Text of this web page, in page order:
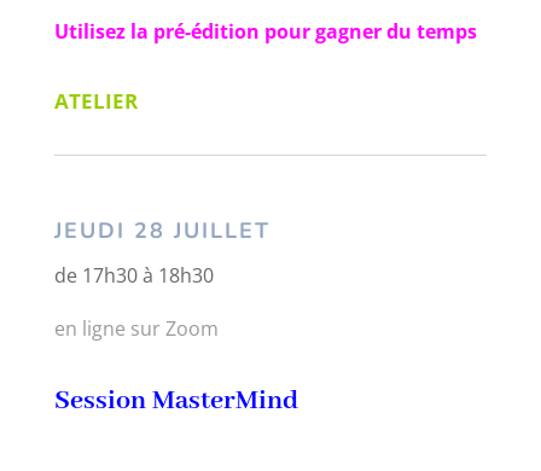
Utilisez la pré-édition pour gagner du temps
ATELIER
JEUDI 28 JUILLET
de 17h30 à 18h30
en ligne sur Zoom
Session MasterMind